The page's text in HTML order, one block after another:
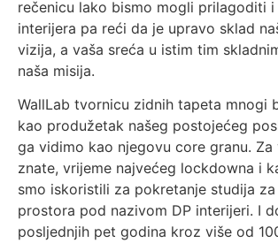
rečenicu lako bismo mogli prilagoditi i
interijera pa reći da je upravo sklad
vizija, a vaša sreća u istim tim
naša misija.
WallLab tvornicu zidnih tapeta mnogi
kao produžetak našeg postojećeg
ga vidimo kao njegovu core granu. Za
znate, vrijeme najvećeg lockdowna i
smo iskoristili za pokretanje studija za
prostora pod nazivom DP interijeri. I
posljednjih pet godina kroz više od